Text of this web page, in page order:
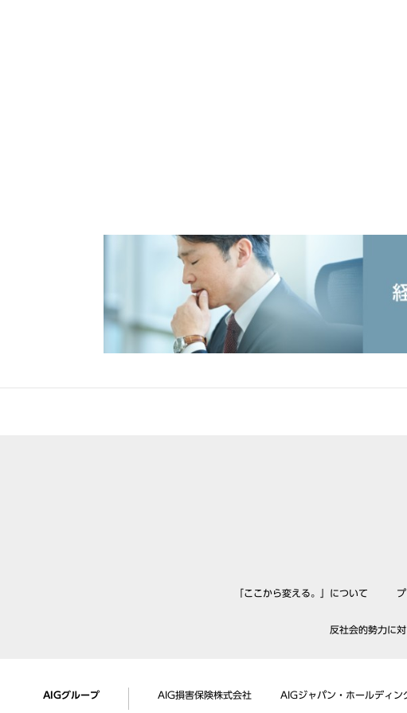
「ここから変える。」について
反社会的勢力に
AIGグループ AIG損害保険株式会社 AIGジャパン・ホールディン